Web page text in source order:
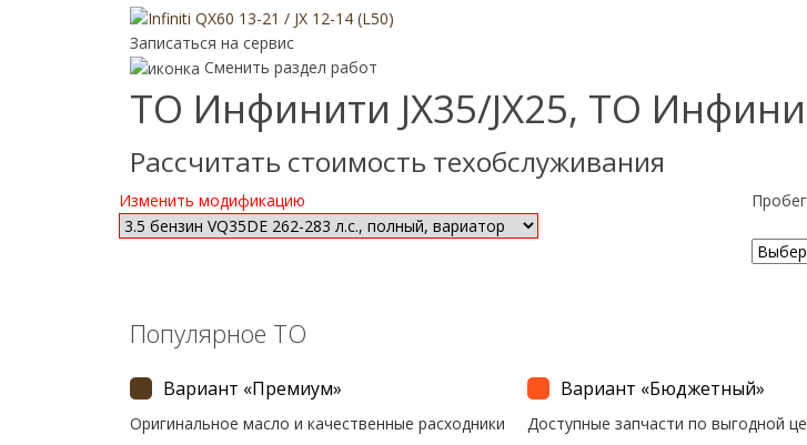
Записаться на сервис
Сменить раздел работ
ТО Инфинити JХ35/JX25, ТО
Рассчитать стоимость техобслуживания
Изменить модификацию
Популярное ТО
Вариант «Премиум»
Оригинальное масло и качественные расходники
Вариант «Бюджетный»
Доступные запчасти по выгодной